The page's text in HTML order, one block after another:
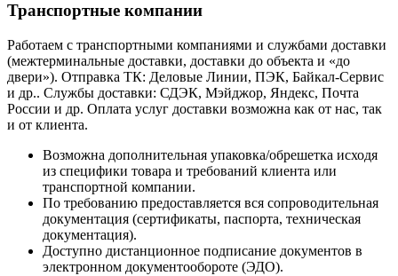
Транспортные компании
Работаем с транспортными компаниями и службами доставки
(межтерминальные доставки, доставки до объекта и «до
двери»). Отправка ТК: Деловые Линии, ПЭК, Байкал-Сервис
и др.. Службы доставки: СДЭК, Мэйджор, Яндекс, Почта
России и др. Оплата услуг доставки возможна как от нас, так
и от клиента.
Возможна дополнительная упаковка/обрешетка исходя
из специфики товара и требований клиента или
транспортной компании.
По требованию предоставляется вся сопроводительная
документация (сертификаты, паспорта, техническая
документация).
Доступно дистанционное подписание документов в
электронном документообороте (ЭДО).